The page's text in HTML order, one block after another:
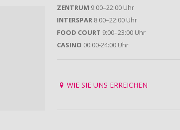
ZENTRUM 9:00–22:00 Uhr
INTERSPAR 8:00–22:00 Uhr
FOOD COURT 9:00–23:00 Uhr
CASINO 00:00-24:00 Uhr
WIE SIE UNS ERREICHEN